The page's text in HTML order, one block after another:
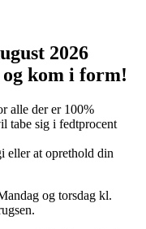
2026
kom i form!
alle der er 100%
tabe sig i fedtprocent
eller at oprethold din
og torsdag kl.